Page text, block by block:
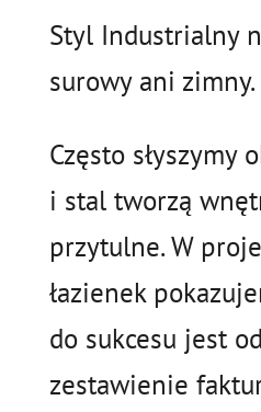
Styl Industrialny
surowy ani zimny.
Często słyszymy
i stal tworzą
przytulne. W
łazienek
do sukcesu jest
zestawienie